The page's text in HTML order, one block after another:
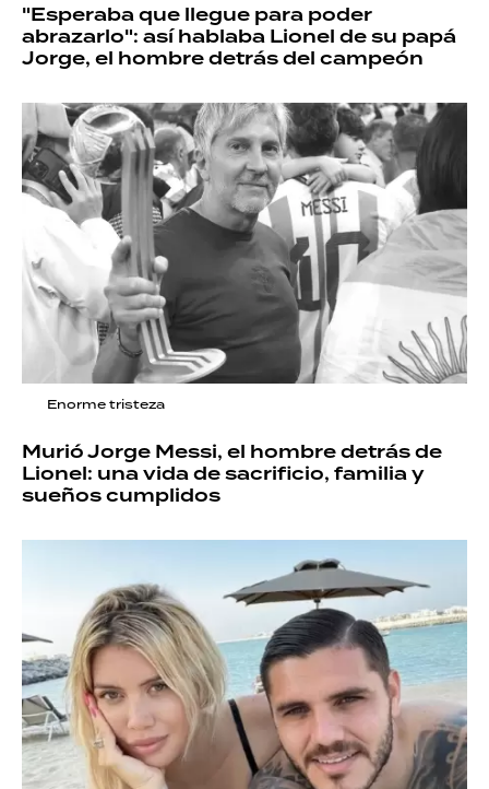
"Esperaba que llegue para poder
abrazarlo": así hablaba Lionel de su papá
Jorge, el hombre detrás del campeón
Enorme tristeza
Murió Jorge Messi, el hombre detrás de
Lionel: una vida de sacrificio, familia y
sueños cumplidos